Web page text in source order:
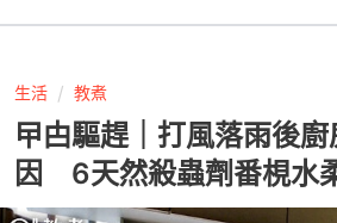
生活 教煮
曱甴驅趕｜打風落雨後
因 6天然殺蟲劑番梘水